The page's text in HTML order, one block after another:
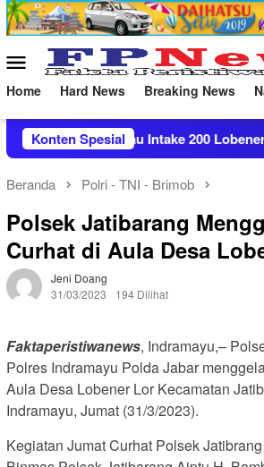
Loncat
ke
Menu
Mobile
Home Hard News Breaking News
Konten Spesial
Intake 200 Lobener, Dorong
Beranda Polri - TNI - Brimob
Polsek Jatibarang
Curhat di Aula Desa
Jeni Doang
31/03/2023
194 Dilihat
Faktaperistiwanews, Indramayu,–
Polres Indramayu Polda Jabar
Aula Desa Lobener Lor Kecamatan
Indramayu, Jumat (31/3/2023).
Kegiatan Jumat Curhat Polsek